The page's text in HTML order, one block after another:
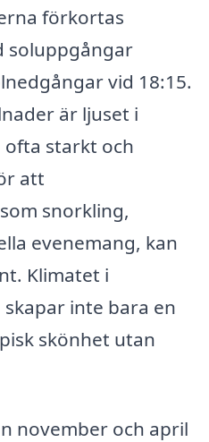
förkortas
soluppgångar
vid 18:15.
är ljuset i
ofta starkt och
att
snorkling,
evenemang, kan
Klimatet i
skapar inte bara en
skönhet utan
november och april